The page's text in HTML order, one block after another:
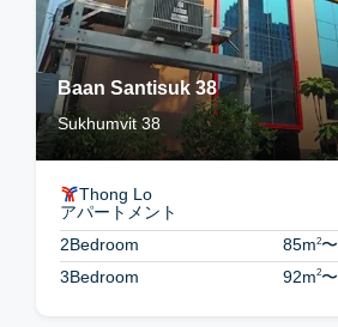
Baan Santisuk 38
Sukhumvit 38
Thong Lo
アパートメント
2Bedroom
85m2〜
3Bedroom
92m2〜